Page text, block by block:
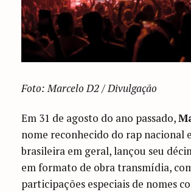
Foto: Marcelo D2 / Divulgação
Em 31 de agosto do ano passado,
nome reconhecido do rap nacional
brasileira em geral, lançou seu
em formato de obra transmídia,
participações especiais de nomes